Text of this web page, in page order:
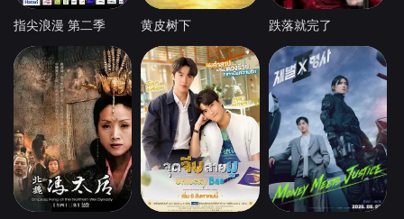
指尖浪漫 第二季 黄皮树下 跌落就完了